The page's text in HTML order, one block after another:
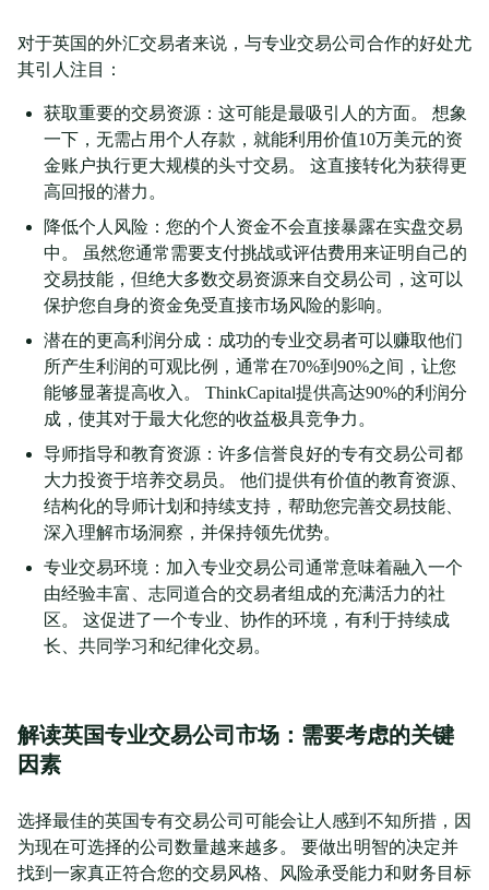
对于英国的外汇交易者来说，与专业交易公司合作的好处尤
其引人注目：
获取重要的交易资源：这可能是最吸引人的方面。 想象
一下，无需占用个人存款，就能利用价值10万美元的资
金账户执行更大规模的头寸交易。 这直接转化为获得更
高回报的潜力。
降低个人风险：您的个人资金不会直接暴露在实盘交易
中。 虽然您通常需要支付挑战或评估费用来证明自己的
交易技能，但绝大多数交易资源来自交易公司，这可以
保护您自身的资金免受直接市场风险的影响。
潜在的更高利润分成：成功的专业交易者可以赚取他们
所产生利润的可观比例，通常在70%到90%之间，让您
能够显著提高收入。 ThinkCapital提供高达90%的利润分
成，使其对于最大化您的收益极具竞争力。
导师指导和教育资源：许多信誉良好的专有交易公司都
大力投资于培养交易员。 他们提供有价值的教育资源、
结构化的导师计划和持续支持，帮助您完善交易技能、
深入理解市场洞察，并保持领先优势。
专业交易环境：加入专业交易公司通常意味着融入一个
由经验丰富、志同道合的交易者组成的充满活力的社
区。 这促进了一个专业、协作的环境，有利于持续成
长、共同学习和纪律化交易。
解读英国专业交易公司市场：需要考虑的关键
因素
选择最佳的英国专有交易公司可能会让人感到不知所措，因
为现在可选择的公司数量越来越多。 要做出明智的决定并
找到一家真正符合您的交易风格、风险承受能力和财务目标